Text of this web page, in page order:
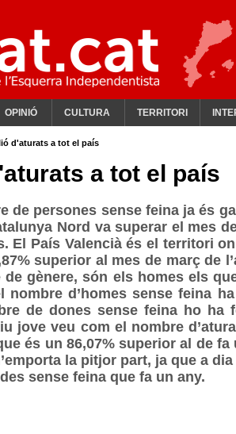
OPINIÓ CULTURA TERRITORI
d'aturats a tot el país
a tot el país
de persones sense feina ja és
Nord va superar el mes
El País Valencià és el territori
superior al mes de març de
gènere, són els homes els
nombre d’homes sense feina
de dones sense feina ho ha
jove veu com el nombre
és un 86,07% superior al de fa
la pitjor part, ja que a dia
sense feina que fa un any.